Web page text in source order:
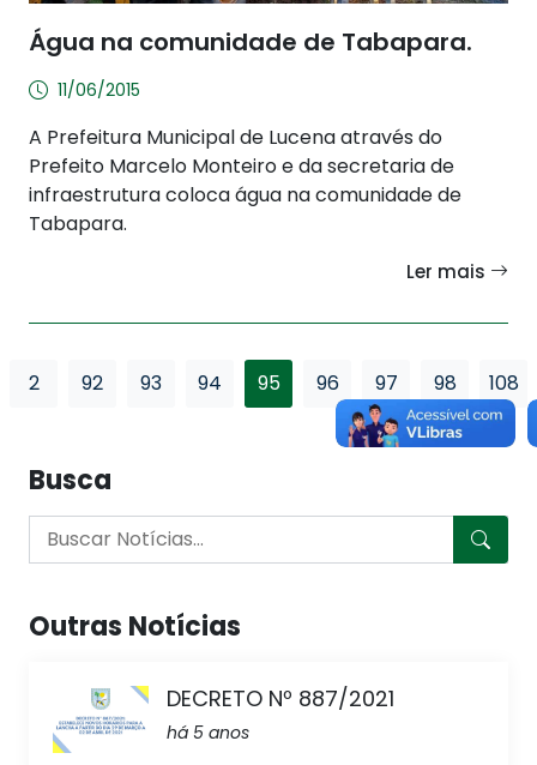
Água na comunidade de Tabapara.
11/06/2015
A Prefeitura Municipal de Lucena através do
Prefeito Marcelo Monteiro e da secretaria de
infraestrutura coloca água na comunidade de
Tabapara.
Ler mais
2 92 93 94 95 96 97 98 108
Busca
Outras Notícias
DECRETO Nº 887/2021
há 5 anos